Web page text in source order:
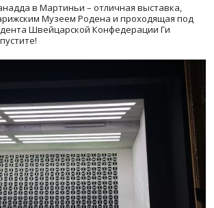
в Мартиньи – отличная выставка,
Музеем Родена и проходящая под
Швейцарской Конфедерации Ги